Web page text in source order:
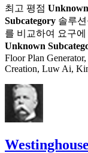
최고 평점
Subcategory 솔루
를 비교하여 요구
Unknown
Floor Plan
Creation, Luw Ai,